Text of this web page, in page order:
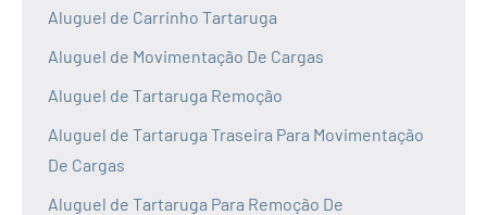
Aluguel de Carrinho Tartaruga
Aluguel de Movimentação De Cargas
Aluguel de Tartaruga Remoção
Aluguel de Tartaruga Traseira Para Movimentação
De Cargas
Aluguel de Tartaruga Para Remoção De